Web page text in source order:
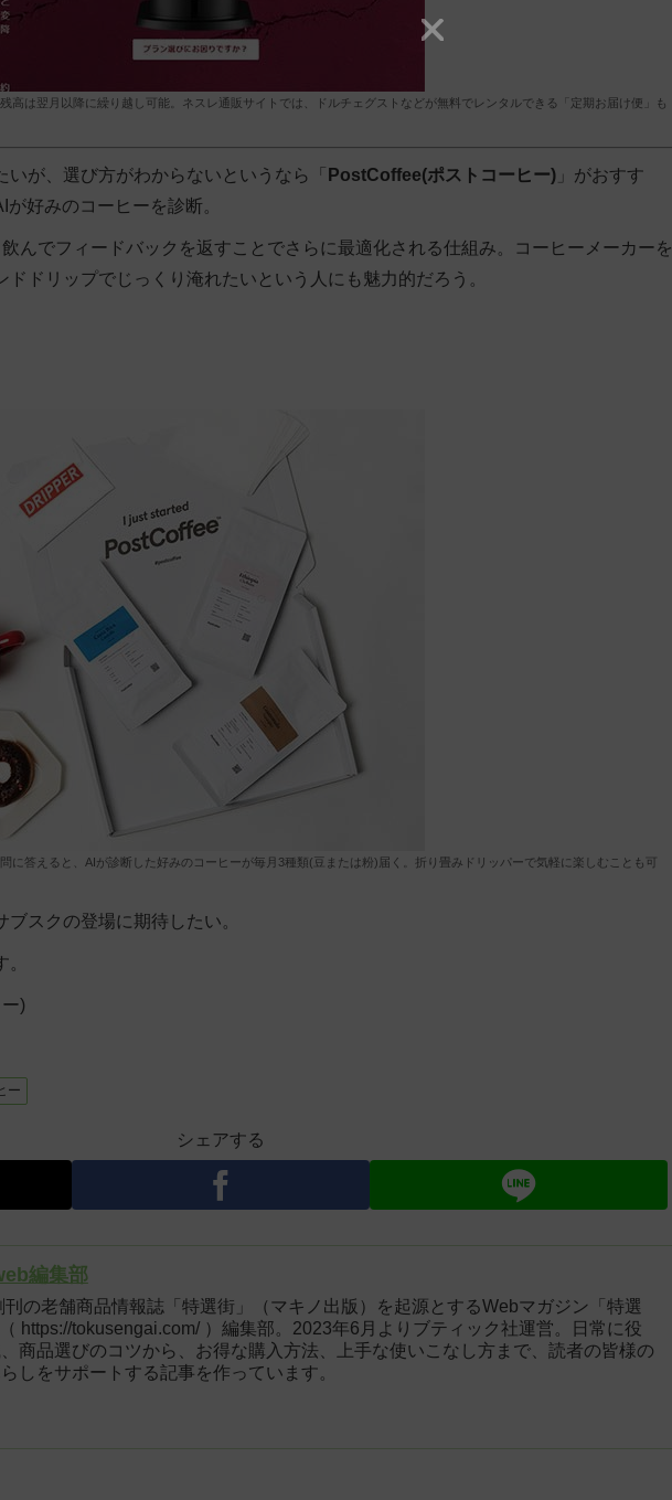
高は翌月以降に繰り越し可能。ネスレ通販サイトでは、ドルチェグストなどが無料でレンタルできる「定期お届け便」も
が、選び方がわからないというなら「 PostCoffee(ポストコーヒー) 」がおすす
好みのコーヒーを診断。
んでフィードバックを返すことでさらに最適化される仕組み。コーヒーメーカーを
ドリップでじっくり淹れたいという人にも魅力的だろう。
に答えると、AIが診断した好みのコーヒーが毎月3種類(豆または粉)届く。折り畳みドリッパーで気軽に楽しむことも可
スクの登場に期待したい。
)
ー
シェアする
編集部
刊の老舗商品情報誌「特選街」（マキノ出版）を起源とするWebマガジン「特選
https://tokusengai.com/ ）編集部。2023年6月よりブティック社運営。日常に役
商品選びのコツから、お得な購入方法、上手な使いこなし方まで、読者の皆様の
しをサポートする記事を作っています。